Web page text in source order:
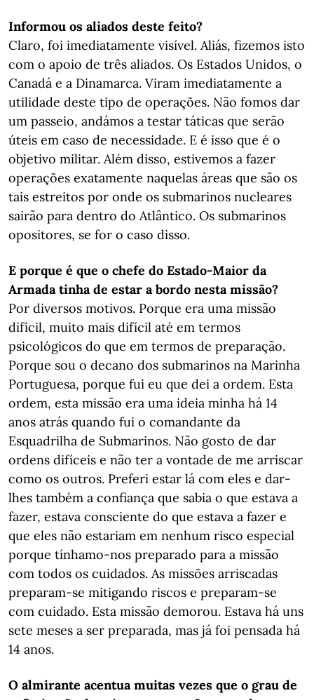
Informou os aliados deste feito?
Claro, foi imediatamente visível. Aliás, fizemos isto
com o apoio de três aliados. Os Estados Unidos, o
Canadá e a Dinamarca. Viram imediatamente a
utilidade deste tipo de operações. Não fomos dar
um passeio, andámos a testar táticas que serão
úteis em caso de necessidade. E é isso que é o
objetivo militar. Além disso, estivemos a fazer
operações exatamente naquelas áreas que são os
tais estreitos por onde os submarinos nucleares
sairão para dentro do Atlântico. Os submarinos
opositores, se for o caso disso.
E porque é que o chefe do Estado-Maior da
Armada tinha de estar a bordo nesta missão?
Por diversos motivos. Porque era uma missão
difícil, muito mais difícil até em termos
psicológicos do que em termos de preparação.
Porque sou o decano dos submarinos na Marinha
Portuguesa, porque fui eu que dei a ordem. Esta
ordem, esta missão era uma ideia minha há 14
anos atrás quando fui o comandante da
Esquadrilha de Submarinos. Não gosto de dar
ordens difíceis e não ter a vontade de me arriscar
como os outros. Preferi estar lá com eles e dar-
lhes também a confiança que sabia o que estava a
fazer, estava consciente do que estava a fazer e
que eles não estariam em nenhum risco especial
porque tínhamo-nos preparado para a missão
com todos os cuidados. As missões arriscadas
preparam-se mitigando riscos e preparam-se
com cuidado. Esta missão demorou. Estava há uns
sete meses a ser preparada, mas já foi pensada há
14 anos.
O almirante acentua muitas vezes que o grau de